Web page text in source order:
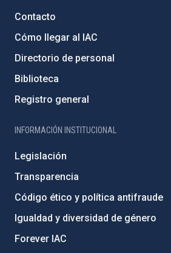
Contacto
Cómo llegar al IAC
Directorio de personal
Biblioteca
Registro general
INFORMACIÓN INSTITUCIONAL
Legislación
Transparencia
Código ético y política antifraude
Igualdad y diversidad de género
Forever IAC